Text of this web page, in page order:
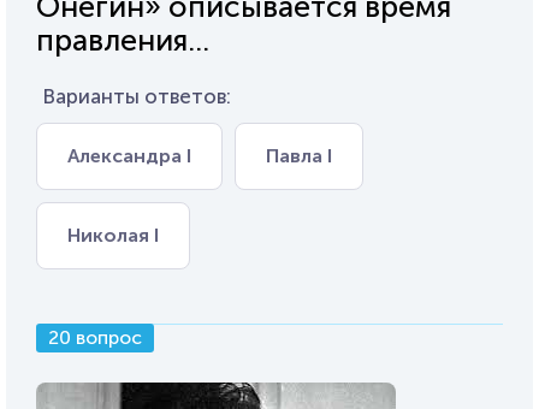
правления...
Варианты ответов:
Александра I Павла I
Николая I
20 вопрос